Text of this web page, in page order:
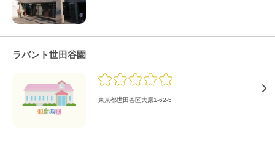
ラバント世田谷園
東京都世田谷区大原1-62-5